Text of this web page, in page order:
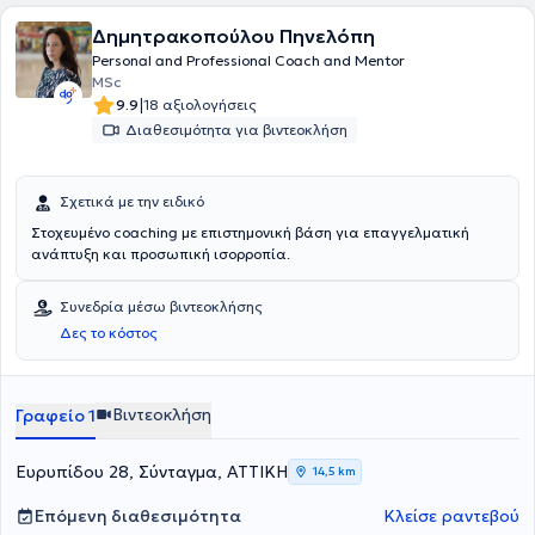
Δημητρακοπούλου Πηνελόπη
Personal and Professional Coach and Mentor
MSc
9.9|18 αξιολογήσεις
Διαθεσιμότητα για βιντεοκλήση
Σχετικά με την ειδικό
Στοχευμένο coaching με επιστημονική βάση για επαγγελματική
ανάπτυξη και προσωπική ισορροπία.
Συνεδρία μέσω βιντεοκλήσης
Δες το κόστος
Γραφείο 1 Βιντεοκλήση
Ευρυπίδου 28, Σύνταγμα, ΑΤΤΙΚΗ 14,5 km
Επόμενη διαθεσιμότητα Κλείσε ραντεβού